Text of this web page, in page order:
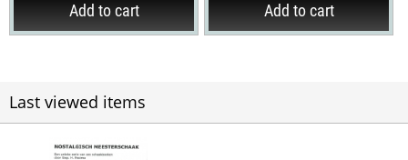
Add to cart Add to cart
Last viewed items